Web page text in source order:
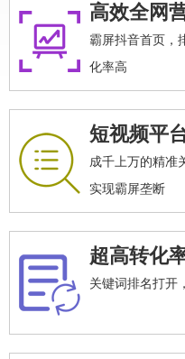
高效全网
霸屏抖音首页，
化率高
短视频平
成千上万的精准
实现霸屏垄断
超高转化
关键词排名打开